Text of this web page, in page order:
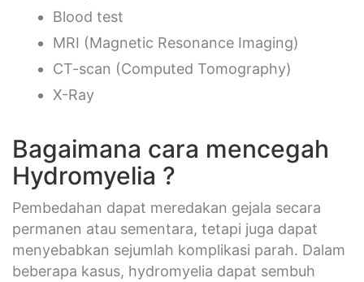
Blood test
MRI (Magnetic Resonance Imaging)
CT-scan (Computed Tomography)
X-Ray
Bagaimana cara mencegah
Hydromyelia ?
Pembedahan dapat meredakan gejala secara
permanen atau sementara, tetapi juga dapat
menyebabkan sejumlah komplikasi parah. Dalam
beberapa kasus, hydromyelia dapat sembuh